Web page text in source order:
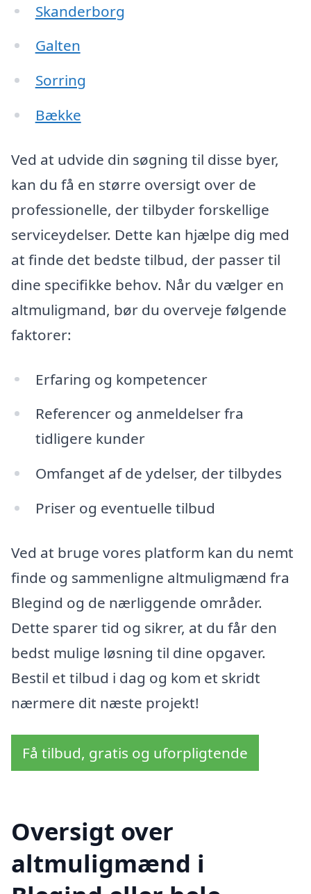
Skanderborg
Galten
Sorring
Bække
Ved at udvide din søgning til disse byer,
kan du få en større oversigt over de
professionelle, der tilbyder forskellige
serviceydelser. Dette kan hjælpe dig med
at finde det bedste tilbud, der passer til
dine specifikke behov. Når du vælger en
altmuligmand, bør du overveje følgende
faktorer:
Erfaring og kompetencer
Referencer og anmeldelser fra
tidligere kunder
Omfanget af de ydelser, der tilbydes
Priser og eventuelle tilbud
Ved at bruge vores platform kan du nemt
finde og sammenligne altmuligmænd fra
Blegind og de nærliggende områder.
Dette sparer tid og sikrer, at du får den
bedst mulige løsning til dine opgaver.
Bestil et tilbud i dag og kom et skridt
nærmere dit næste projekt!
Få tilbud, gratis og uforpligtende
Oversigt over
altmuligmænd i